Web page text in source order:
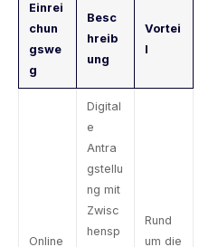
Einrei
chun
gswe
g
Besc
hreib
ung
Vortei
l
Online
Digital
e
Antra
gstellu
ng mit
Zwisc
hensp
Rund
um die